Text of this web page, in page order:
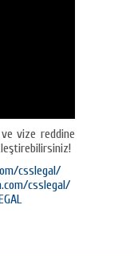
vize reddine
csslegal/
csslegal/